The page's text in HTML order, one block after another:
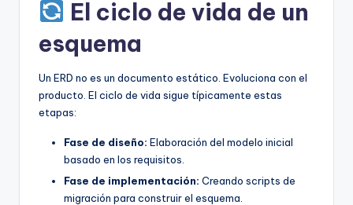
El ciclo de vida de un
esquema
Un ERD no es un documento estático. Evoluciona con el
producto. El ciclo de vida sigue típicamente estas
etapas:
Fase de diseño: Elaboración del modelo inicial
basado en los requisitos.
Fase de implementación: Creando scripts de
migración para construir el esquema.